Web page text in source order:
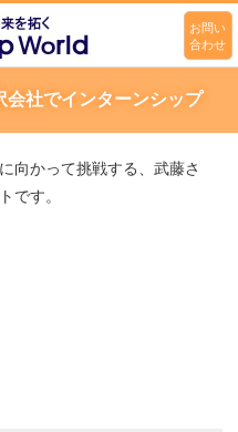
未来を拓く
お問い
合わせ
会社でインターンシップ
向かって挑戦する、武藤さ
です。